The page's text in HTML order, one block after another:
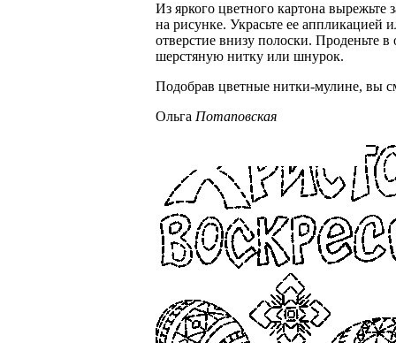
Из яркого цветного картона вырежьте
на рисунке. Украсьте ее
отверстие внизу полоски. Проденьте
шерстяную нитку или шнурок.
Подобрав цветные нитки-мулине, вы
Ольга Потаповская